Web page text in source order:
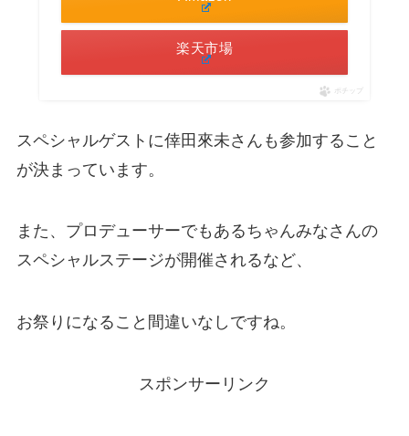
楽天市場
ポチップ
スペシャルゲストに倖田來未さんも参加すること
が決まっています。
また、プロデューサーでもあるちゃんみなさんの
スペシャルステージが開催されるなど、
お祭りになること間違いなしですね。
スポンサーリンク